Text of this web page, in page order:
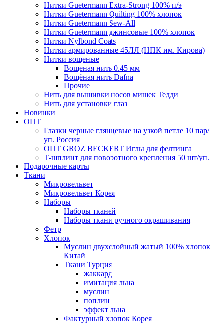
Нитки Guetermann Extra-Strong 100% п/э
Нитки Guetermann Quilting 100% хлопок
Нитки Guetermann Sew-All
Нитки Guetermann джинсовые 100% хлопок
Нитки Nylbond Coats
Нитки армированные 45ЛЛ (НПК им. Кирова)
Нитки вощеные
Вощеная нить 0.45 мм
Вощёная нить Dafna
Прочие
Нить для вышивки носов мишек Тедди
Нить для установки глаз
Новинки
ОПТ
Глазки черные глянцевые на узкой петле 10 пар/
уп. Россия
ОПТ GROZ BECKERT Иглы для фелтинга
Т-шплинт для поворотного крепления 50 шт/уп.
Подарочные карты
Ткани
Микровельвет
Микровельвет Корея
Наборы
Наборы тканей
Наборы ткани ручного окрашивания
Фетр
Хлопок
Муслин двухслойный жатый 100% хлопок
Китай
Ткани Турция
жаккард
имитация льна
муслин
поплин
эффект льна
Фактурный хлопок Корея